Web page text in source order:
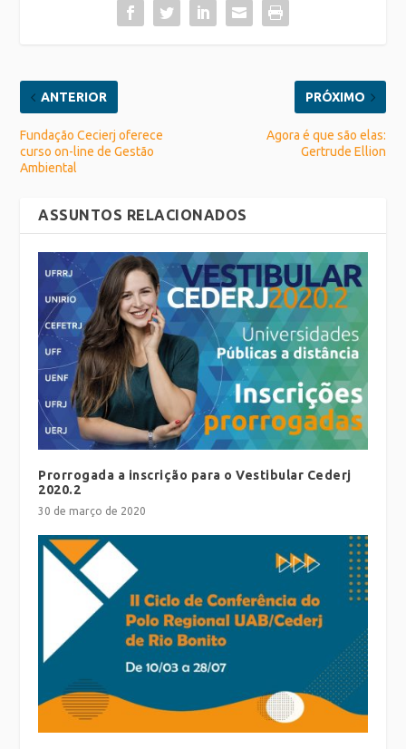
ANTERIOR
Fundação Cecierj oferece
curso on-line de Gestão
Ambiental
PRÓXIMO
Agora é que são elas:
Gertrude Ellion
ASSUNTOS RELACIONADOS
Prorrogada a inscrição para o Vestibular Cederj
2020.2
30 de março de 2020